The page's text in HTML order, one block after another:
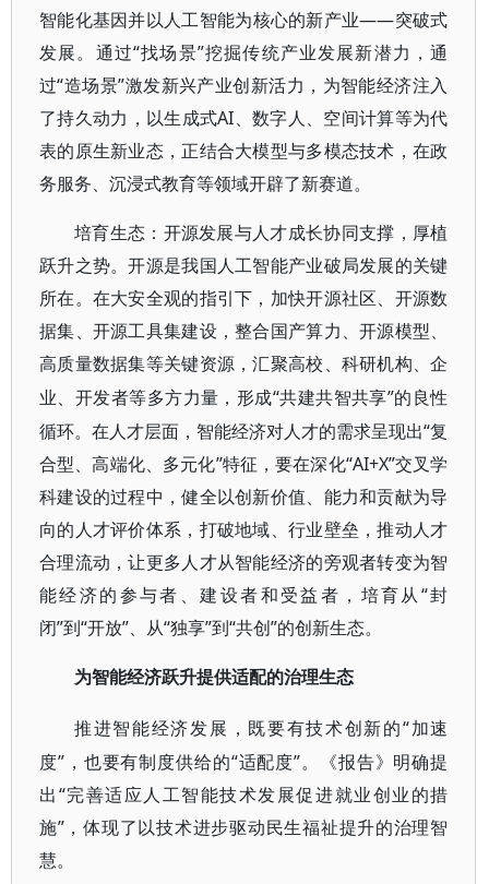
智能化基因并以人工智能为核心的新产业——突破式
发展。通过“找场景”挖掘传统产业发展新潜力，通
过“造场景”激发新兴产业创新活力，为智能经济注入
了持久动力，以生成式AI、数字人、空间计算等为代
表的原生新业态，正结合大模型与多模态技术，在政
务服务、沉浸式教育等领域开辟了新赛道。
培育生态：开源发展与人才成长协同支撑，厚植
跃升之势。开源是我国人工智能产业破局发展的关键
所在。在大安全观的指引下，加快开源社区、开源数
据集、开源工具集建设，整合国产算力、开源模型、
高质量数据集等关键资源，汇聚高校、科研机构、企
业、开发者等多方力量，形成“共建共智共享”的良性
循环。在人才层面，智能经济对人才的需求呈现出“复
合型、高端化、多元化”特征，要在深化“AI+X”交叉学
科建设的过程中，健全以创新价值、能力和贡献为导
向的人才评价体系，打破地域、行业壁垒，推动人才
合理流动，让更多人才从智能经济的旁观者转变为智
能经济的参与者、建设者和受益者，培育从“封
闭”到“开放”、从“独享”到“共创”的创新生态。
为智能经济跃升提供适配的治理生态
推进智能经济发展，既要有技术创新的“加速
度”，也要有制度供给的“适配度”。《报告》明确提
出“完善适应人工智能技术发展促进就业创业的措
施”，体现了以技术进步驱动民生福祉提升的治理智
慧。